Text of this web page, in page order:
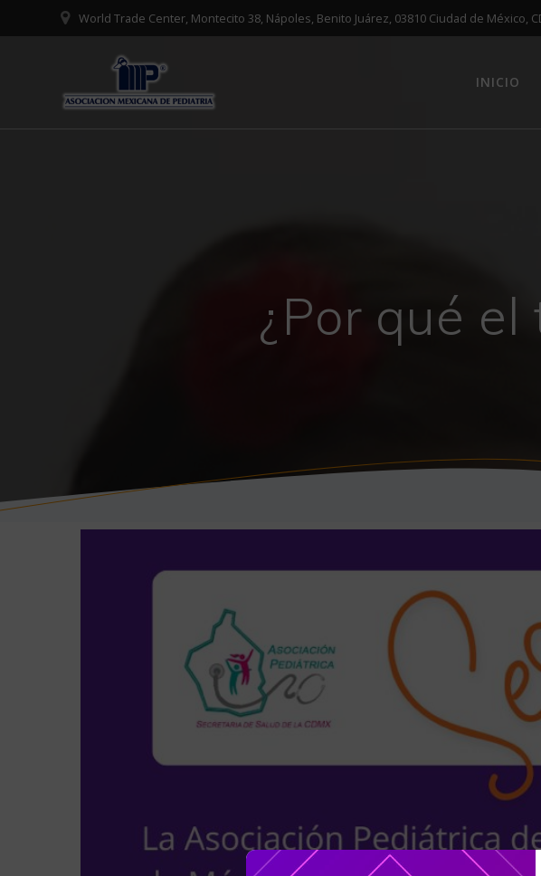
World Trade Center, Montecito 38, Nápoles, Benito Juárez, 03810 Ciudad de México,
INICIO
¿Por qué